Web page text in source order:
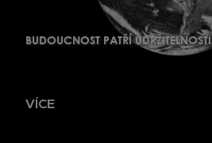
BUDOUCNOST PATŘÍ UDRŽITELNOSTI
VÍCE